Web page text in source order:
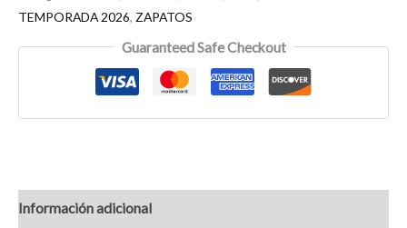
TEMPORADA 2026, ZAPATOS
Guaranteed Safe Checkout
Información adicional